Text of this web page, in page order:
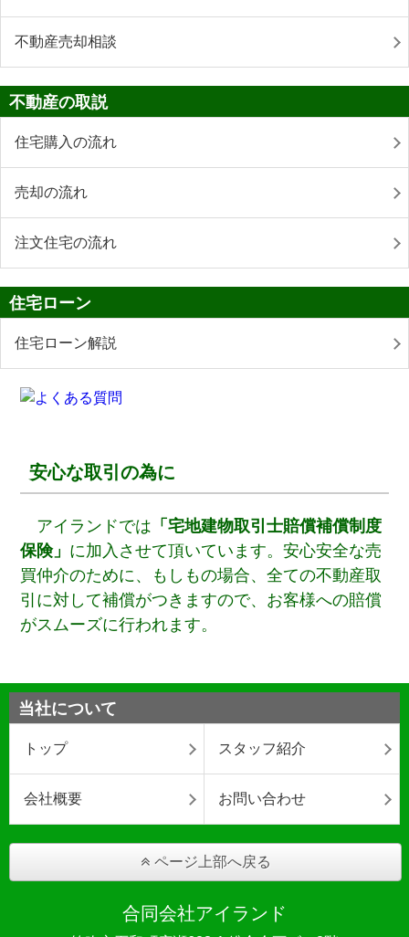
不動産売却相談
不動産の取説
住宅購入の流れ
売却の流れ
注文住宅の流れ
住宅ローン
住宅ローン解説
安心な取引の為に
アイランドでは 「宅地建物取引士賠償補償制度
保険」 に加入させて頂いています。安心安全な売
買仲介のために、もしもの場合、全ての不動産取
引に対して補償がつきますので、お客様への賠償
がスムーズに行われます。
当社について
トップ スタッフ紹介
会社概要 お問い合わせ
ページ上部へ戻る
合同会社アイランド